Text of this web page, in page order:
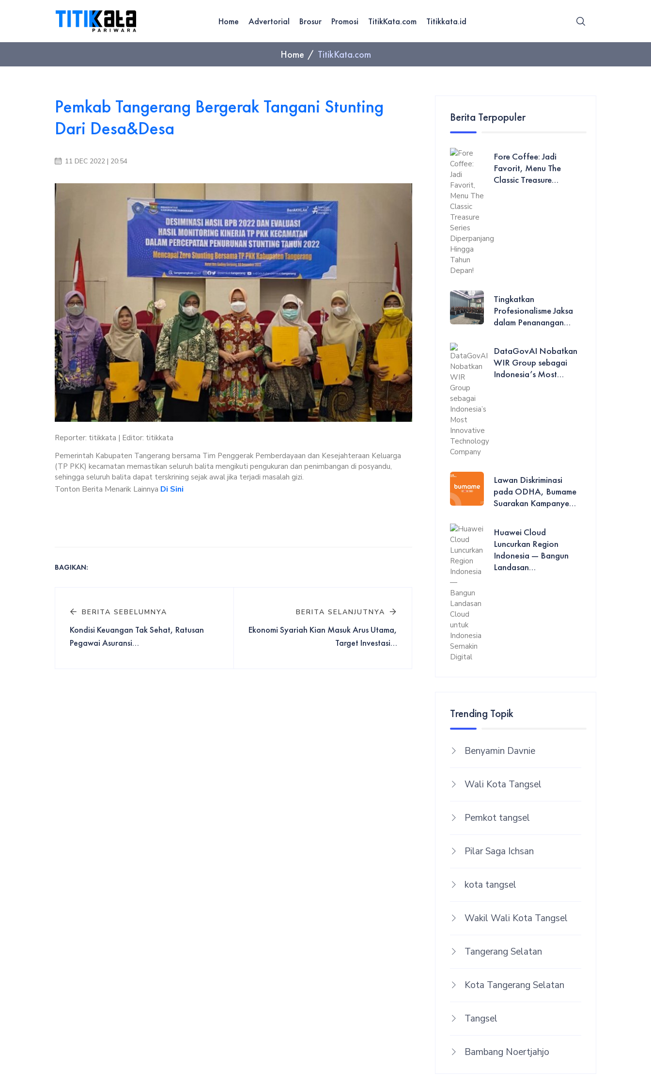
Home Advertorial Brosur Promosi TitikKata.com Titikkata.id
Home TitikKata.com
Pemkab Tangerang Bergerak Tangani Stunting
Dari Desa&Desa
11 DEC 2022 | 20:54
Reporter: titikkata | Editor: titikkata
Pemerintah Kabupaten Tangerang bersama Tim Penggerak Pemberdayaan dan Kesejahteraan Keluarga
(TP PKK) kecamatan memastikan seluruh balita mengikuti pengukuran dan penimbangan di posyandu,
sehingga seluruh balita dapat terskrining sejak awal jika terjadi masalah gizi.
Tonton Berita Menarik Lainnya Di Sini
BAGIKAN:
BERITA SEBELUMNYA
Kondisi Keuangan Tak Sehat, Ratusan
Pegawai Asuransi...
BERITA SELANJUTNYA
Ekonomi Syariah Kian Masuk Arus Utama,
Target Investasi...
Berita Terpopuler
Fore Coffee: Jadi
Favorit, Menu The
Classic Treasure...
Tingkatkan
Profesionalisme Jaksa
dalam Penanangan...
DataGovAI Nobatkan
WIR Group sebagai
Indonesia’s Most...
Lawan Diskriminasi
pada ODHA, Bumame
Suarakan Kampanye...
Huawei Cloud
Luncurkan Region
Indonesia — Bangun
Landasan...
Trending Topik
Benyamin Davnie
Wali Kota Tangsel
Pemkot tangsel
Pilar Saga Ichsan
kota tangsel
Wakil Wali Kota Tangsel
Tangerang Selatan
Kota Tangerang Selatan
Tangsel
Bambang Noertjahjo